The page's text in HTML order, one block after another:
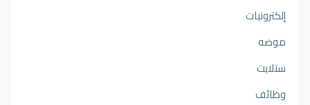
إلكترونيات
موضه
ستلايت
وظائف